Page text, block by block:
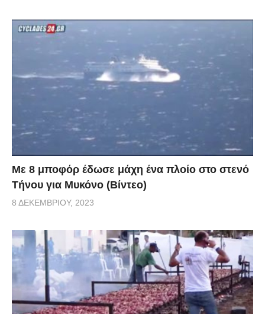
Με 8 μποφόρ έδωσε μάχη ένα πλοίο στο στενό
Τήνου για Μυκόνο (Βίντεο)
8 ΔΕΚΕΜΒΡΊΟΥ, 2023